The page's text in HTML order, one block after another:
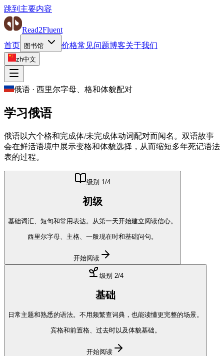
跳到主要内容
Read2Fluent
首页
图书馆 价格常见问题博客关于我们
zh中文
俄语 · 西里尔字母、格和体貌配对
学习俄语
俄语以六个格和完成体/未完成体动词配对而闻名。双语故事
会在鲜活语境中展示变格和体貌选择，从而缩短多年死记语法
表的过程。
级别 1 /4
初级
基础词汇、短句和常用表达。从第一天开始建立阅读信心。
西里尔字母、主格、一般现在时和基础问句。
开始阅读
级别 2/4
基础
日常主题和熟悉的语法。不用频繁查词典，也能读懂更完整的场景。
宾格和前置格、过去时以及体貌基础。
开始阅读